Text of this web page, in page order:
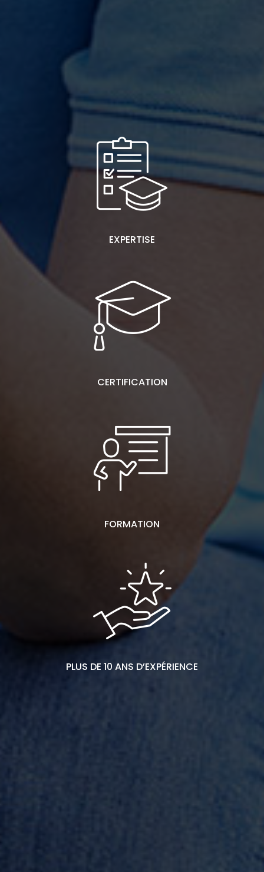
EXPERTISE
CERTIFICATION
FORMATION
PLUS DE 10 ANS D’EXPÉRIENCE